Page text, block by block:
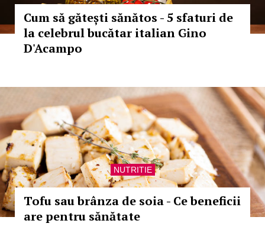
Cum să gătești sănătos - 5 sfaturi de
la celebrul bucătar italian Gino
D'Acampo
NUTRITIE
Tofu sau brânza de soia - Ce beneficii
are pentru sănătate